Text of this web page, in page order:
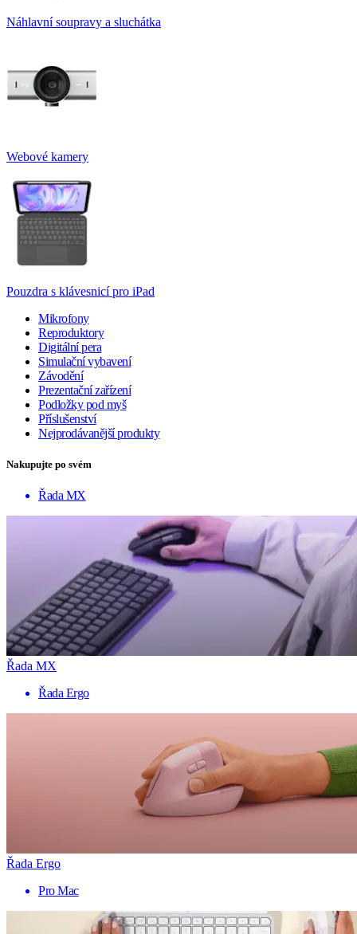
Náhlavní soupravy a sluchátka
Webové kamery
Pouzdra s klávesnicí pro iPad
Mikrofony
Reproduktory
Digitální pera
Simulační vybavení
Závodění
Prezentační zařízení
Podložky pod myš
Příslušenství
Nejprodávanější produkty
Nakupujte po svém
Řada MX
Řada MX
Řada Ergo
Řada Ergo
Pro Mac